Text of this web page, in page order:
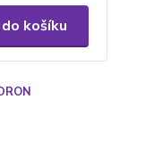
košíku